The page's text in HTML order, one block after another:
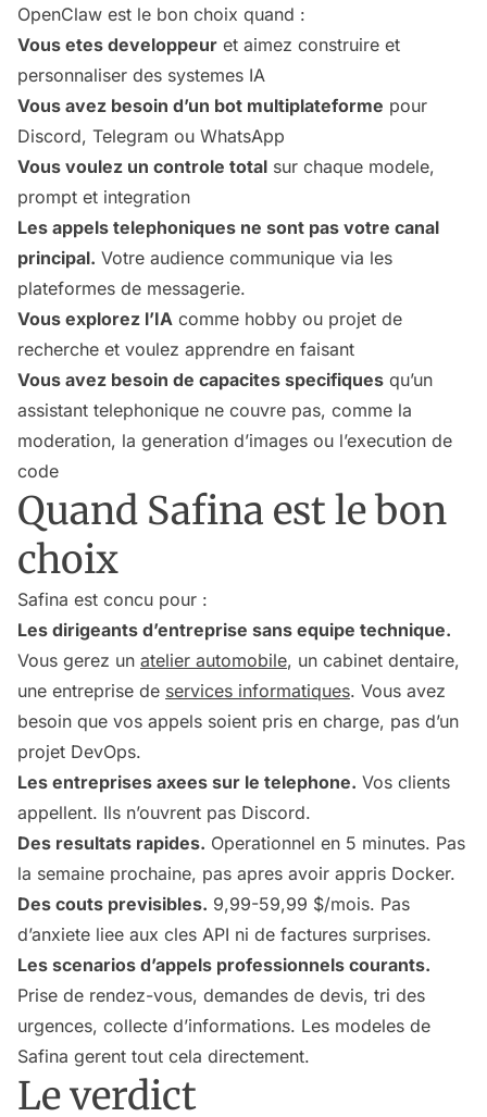
OpenClaw est le bon choix quand :
Vous etes developpeur et aimez construire et
personnaliser des systemes IA
Vous avez besoin d’un bot multiplateforme pour
Discord, Telegram ou WhatsApp
Vous voulez un controle total sur chaque modele,
prompt et integration
Les appels telephoniques ne sont pas votre canal
principal. Votre audience communique via les
plateformes de messagerie.
Vous explorez l’IA comme hobby ou projet de
recherche et voulez apprendre en faisant
Vous avez besoin de capacites specifiques qu’un
assistant telephonique ne couvre pas, comme la
moderation, la generation d’images ou l’execution de
code
Quand Safina est le bon
choix
Safina est concu pour :
Les dirigeants d’entreprise sans equipe technique.
Vous gerez un atelier automobile, un cabinet dentaire,
une entreprise de services informatiques. Vous avez
besoin que vos appels soient pris en charge, pas d’un
projet DevOps.
Les entreprises axees sur le telephone. Vos clients
appellent. Ils n’ouvrent pas Discord.
Des resultats rapides. Operationnel en 5 minutes. Pas
la semaine prochaine, pas apres avoir appris Docker.
Des couts previsibles. 9,99-59,99 $/mois. Pas
d’anxiete liee aux cles API ni de factures surprises.
Les scenarios d’appels professionnels courants.
Prise de rendez-vous, demandes de devis, tri des
urgences, collecte d’informations. Les modeles de
Safina gerent tout cela directement.
Le verdict